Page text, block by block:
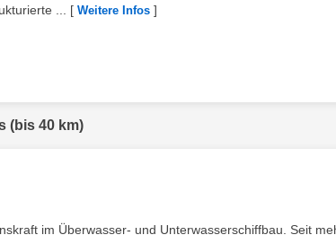
...
[ Weitere Infos ]
(bis 40 km)
im Überwasser- und Unterwasserschiffbau. Seit